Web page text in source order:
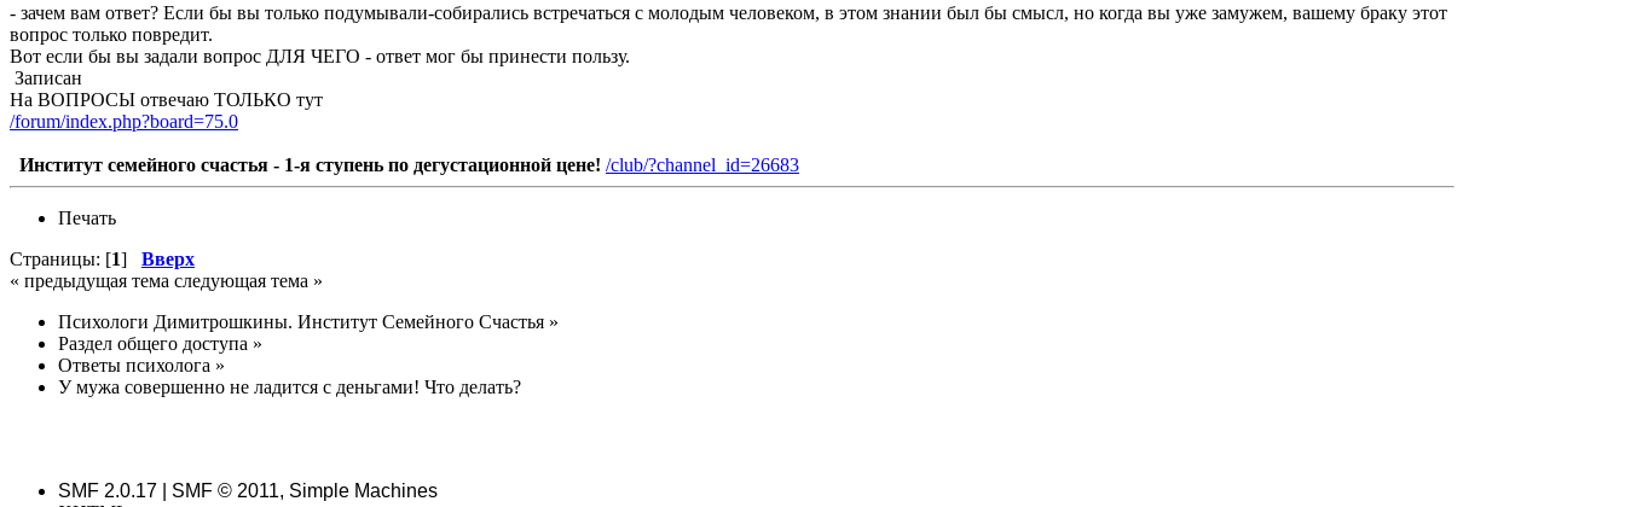
- зачем вам ответ? Если бы вы только подумывали-собирались встречаться с молодым человеком, в этом знании был бы смысл, но когда вы уже замужем, вашему браку этот
вопрос только повредит.
Вот если бы вы задали вопрос ДЛЯ ЧЕГО - ответ мог бы принести пользу.
Записан
На ВОПРОСЫ отвечаю ТОЛЬКО тут
/forum/index.php?board=75.0
Институт семейного счастья - 1-я ступень по дегустационной цене! /club/?channel_id=26683
Печать
Страницы: [1] Вверх
« предыдущая тема следующая тема »
Психологи Димитрошкины. Институт Семейного Счастья »
Раздел общего доступа »
Ответы психолога »
У мужа совершенно не ладится с деньгами! Что делать?
SMF 2.0.17 | SMF © 2011, Simple Machines